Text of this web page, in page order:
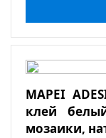
MAPEI
клей
мозаики,